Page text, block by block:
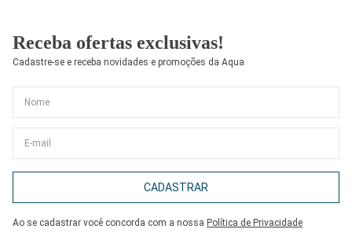
Receba ofertas exclusivas!
Cadastre-se e receba novidades e promoções da Aqua
CADASTRAR
Ao se cadastrar você concorda com a nossa Política de Privacidade